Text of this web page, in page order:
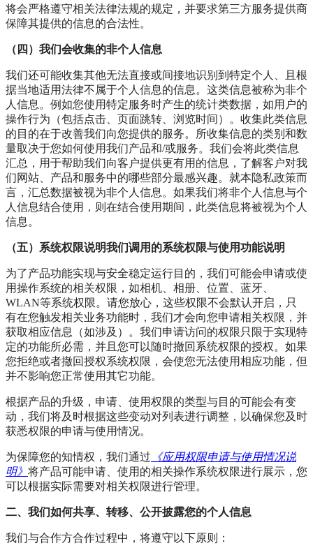
将会严格遵守相关法律法规的规定，并要求第三方服务提供商
保障其提供的信息的合法性。
（四）我们会收集的非个人信息
我们还可能收集其他无法直接或间接地识别到特定个人、且根
据当地适用法律不属于个人信息的信息。这类信息被称为非个
人信息。例如您使用特定服务时产生的统计类数据，如用户的
操作行为（包括点击、页面跳转、浏览时间）。收集此类信息
的目的在于改善我们向您提供的服务。所收集信息的类别和数
量取决于您如何使用我们产品和/或服务。我们会将此类信息
汇总，用于帮助我们向客户提供更有用的信息，了解客户对我
们网站、产品和服务中的哪些部分最感兴趣。就本隐私政策而
言，汇总数据被视为非个人信息。如果我们将非个人信息与个
人信息结合使用，则在结合使用期间，此类信息将被视为个人
信息。
（五）系统权限说明我们调用的系统权限与使用功能说明
为了产品功能实现与安全稳定运行目的，我们可能会申请或使
用操作系统的相关权限，如相机、相册、位置、蓝牙、
WLAN等系统权限。请您放心，这些权限不会默认开启，只
有在您触发相关业务功能时，我们才会向您申请相关权限，并
获取相应信息（如涉及）。我们申请访问的权限只限于实现特
定的功能所必需，并且您可以随时撤回系统权限的授权。如果
您拒绝或者撤回授权系统权限，会使您无法使用相应功能，但
并不影响您正常使用其它功能。
根据产品的升级，申请、使用权限的类型与目的可能会有变
动，我们将及时根据这些变动对列表进行调整，以确保您及时
获悉权限的申请与使用情况。
为保障您的知情权，我们通过 《应用权限申请与使用情况说
明》 将产品可能申请、使用的相关操作系统权限进行展示，您
可以根据实际需要对相关权限进行管理。
二、 我们如何共享、转移、公开披露您的个人信息
我们与合作方合作过程中，将遵守以下原则：